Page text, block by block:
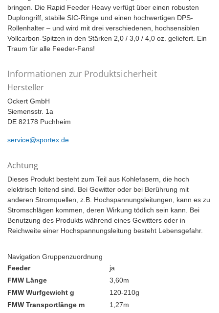
bringen. Die Rapid Feeder Heavy verfügt über einen robusten
Duplongriff, stabile SIC-Ringe und einen hochwertigen DPS-
Rollenhalter – und wird mit drei verschiedenen, hochsensiblen
Vollcarbon-Spitzen in den Stärken 2,0 / 3,0 / 4,0 oz. geliefert. Ein
Traum für alle Feeder-Fans!
Informationen zur Produktsicherheit
Hersteller
Ockert GmbH
Siemensstr. 1a
DE 82178 Puchheim
service@sportex.de
Achtung
Dieses Produkt besteht zum Teil aus Kohlefasern, die hoch
elektrisch leitend sind. Bei Gewitter oder bei Berührung mit
anderen Stromquellen, z.B. Hochspannungsleitungen, kann es zu
Stromschlägen kommen, deren Wirkung tödlich sein kann. Bei
Benutzung des Produkts während eines Gewitters oder in
Reichweite einer Hochspannungsleitung besteht Lebensgefahr.
Navigation Gruppenzuordnung
Feeder
ja
FMW Länge
3,60m
FMW Wurfgewicht g
120-210g
FMW Transportlänge m
1,27m